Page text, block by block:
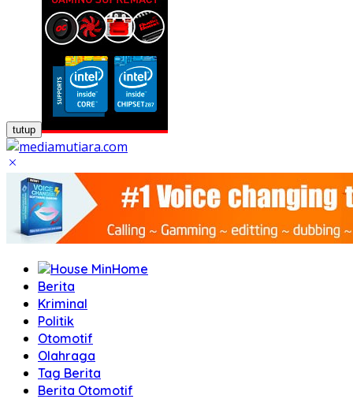
tutup
Home
Berita
Kriminal
Politik
Otomotif
Olahraga
Tag Berita
Berita Otomotif